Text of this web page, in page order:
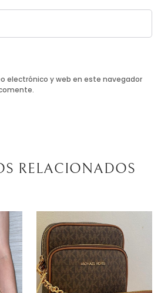
electrónico y web en este navegador
RELACIONADOS